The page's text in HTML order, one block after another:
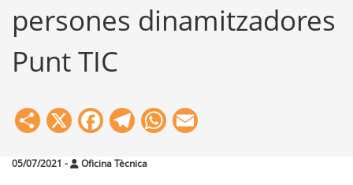
persones dinamitzadores
Punt TIC
Share
X Facebook
Telegram
WhatsApp
05/07/2021 - Oficina Tècnica